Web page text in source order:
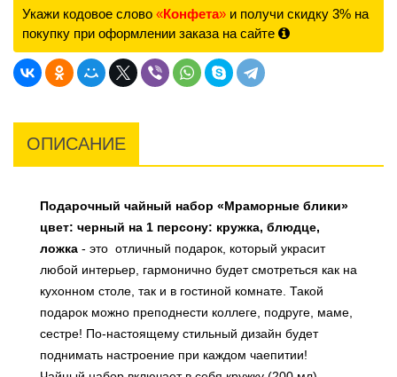
Укажи кодовое слово «Конфета» и получи скидку 3% на
покупку при оформлении заказа на сайте
ОПИСАНИЕ
Подарочный чайный набор «Мраморные блики»
цвет: черный на 1 персону: кружка, блюдце,
ложка - это отличный подарок, который украсит
любой интерьер, гармонично будет смотреться как на
кухонном столе, так и в гостиной комнате. Такой
подарок можно преподнести коллеге, подруге, маме,
сестре! По-настоящему стильный дизайн будет
поднимать настроение при каждом чаепитии!